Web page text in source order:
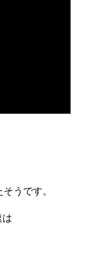
うです。
は